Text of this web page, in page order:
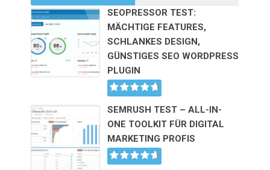
SEOPRESSOR TEST:
MÄCHTIGE FEATURES,
SCHLANKES DESIGN,
GÜNSTIGES SEO WORDPRESS
PLUGIN
SEMRUSH TEST – ALL-IN-
ONE TOOLKIT FÜR DIGITAL
MARKETING PROFIS